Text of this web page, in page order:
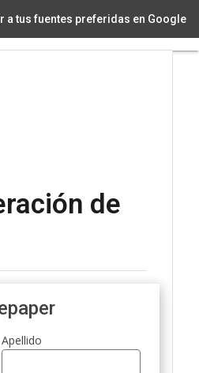
a tus fuentes preferidas en Google
de
Apellido